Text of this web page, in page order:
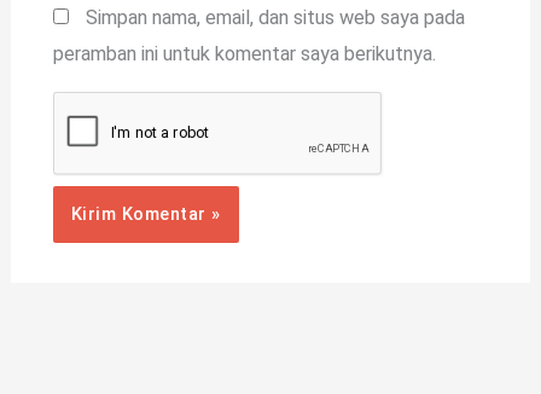
Simpan nama, email, dan situs web saya pada
peramban ini untuk komentar saya berikutnya.